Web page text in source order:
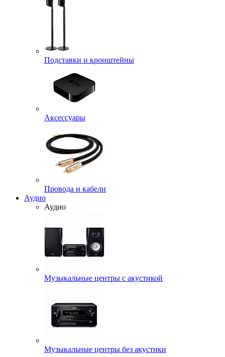
Подставки и кронштейны
Аксессуары
Провода и кабели
Аудио
Аудио
Музыкальные центры с акустикой
Музыкальные центры без акустики